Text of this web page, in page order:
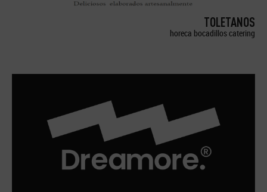
TOLETANOS
horeca bocadillos catering